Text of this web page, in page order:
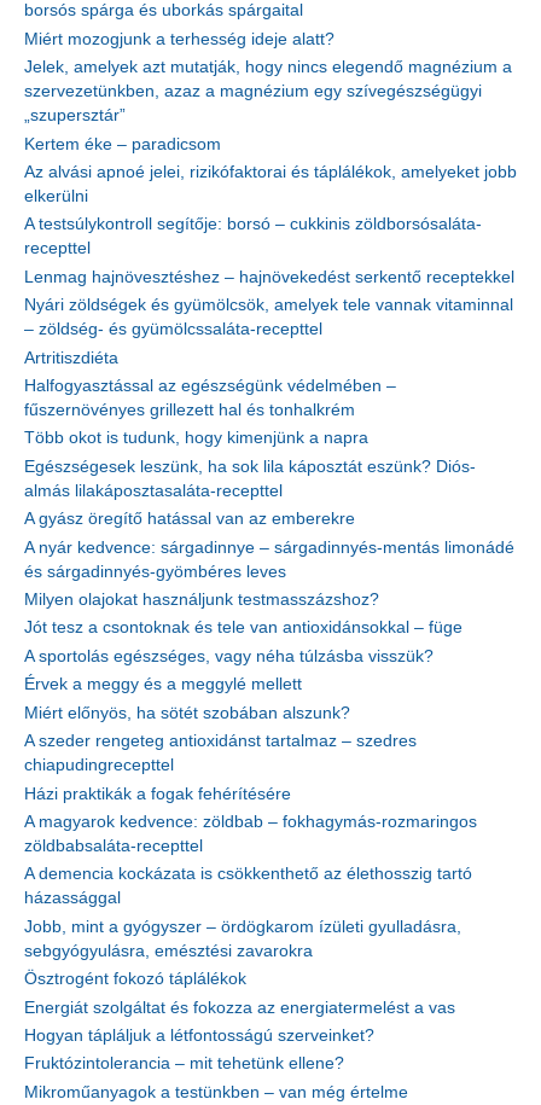
borsós spárga és uborkás spárgaital
Miért mozogjunk a terhesség ideje alatt?
Jelek, amelyek azt mutatják, hogy nincs elegendő magnézium a
szervezetünkben, azaz a magnézium egy szívegészségügyi
„szupersztár”
Kertem éke – paradicsom
Az alvási apnoé jelei, rizikófaktorai és táplálékok, amelyeket jobb
elkerülni
A testsúlykontroll segítője: borsó – cukkinis zöldborsósaláta-
recepttel
Lenmag hajnövesztéshez – hajnövekedést serkentő receptekkel
Nyári zöldségek és gyümölcsök, amelyek tele vannak vitaminnal
– zöldség- és gyümölcssaláta-recepttel
Artritiszdiéta
Halfogyasztással az egészségünk védelmében –
fűszernövényes grillezett hal és tonhalkrém
Több okot is tudunk, hogy kimenjünk a napra
Egészségesek leszünk, ha sok lila káposztát eszünk? Diós-
almás lilakáposztasaláta-recepttel
A gyász öregítő hatással van az emberekre
A nyár kedvence: sárgadinnye – sárgadinnyés-mentás limonádé
és sárgadinnyés-gyömbéres leves
Milyen olajokat használjunk testmasszázshoz?
Jót tesz a csontoknak és tele van antioxidánsokkal – füge
A sportolás egészséges, vagy néha túlzásba visszük?
Érvek a meggy és a meggylé mellett
Miért előnyös, ha sötét szobában alszunk?
A szeder rengeteg antioxidánst tartalmaz – szedres
chiapudingrecepttel
Házi praktikák a fogak fehérítésére
A magyarok kedvence: zöldbab – fokhagymás-rozmaringos
zöldbabsaláta-recepttel
A demencia kockázata is csökkenthető az élethosszig tartó
házassággal
Jobb, mint a gyógyszer – ördögkarom ízületi gyulladásra,
sebgyógyulásra, emésztési zavarokra
Ösztrogént fokozó táplálékok
Energiát szolgáltat és fokozza az energiatermelést a vas
Hogyan tápláljuk a létfontosságú szerveinket?
Fruktózintolerancia – mit tehetünk ellene?
Mikroműanyagok a testünkben – van még értelme